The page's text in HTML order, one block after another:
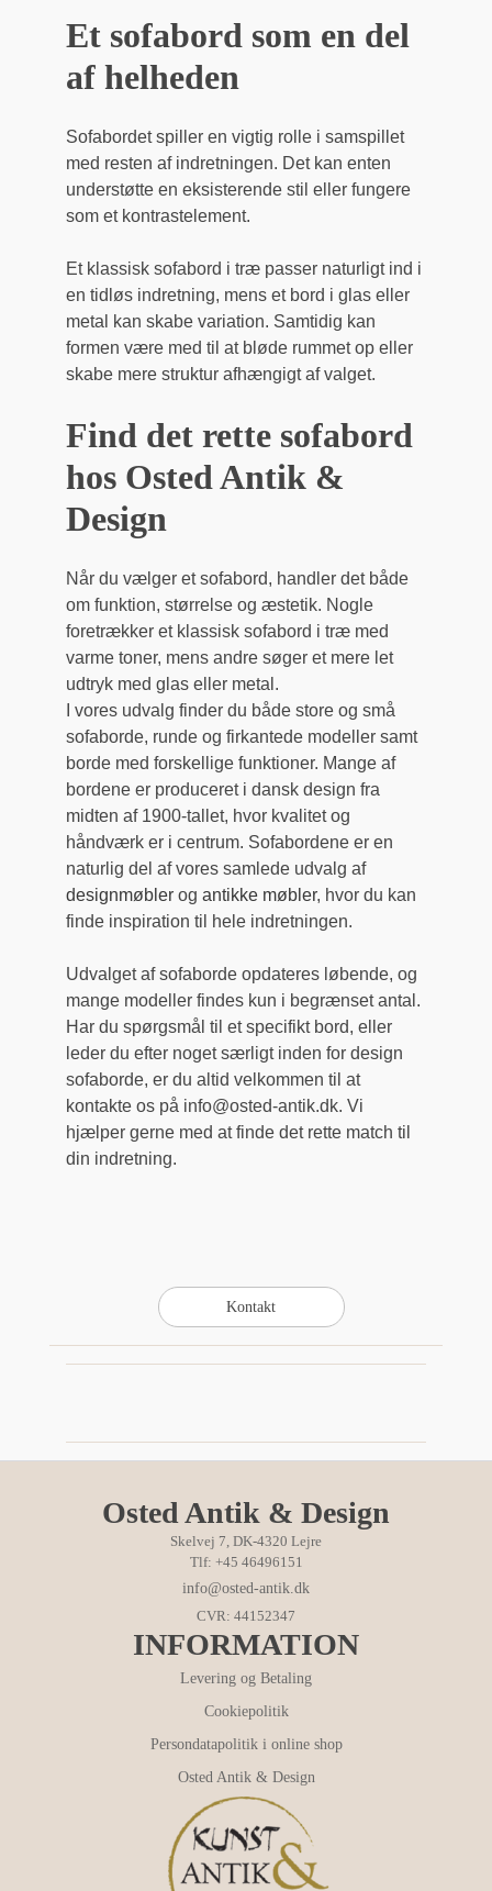
Et sofabord som en del
af helheden
Sofabordet spiller en vigtig rolle i samspillet
med resten af indretningen. Det kan enten
understøtte en eksisterende stil eller fungere
som et kontrastelement.
Et klassisk sofabord i træ passer naturligt ind i
en tidløs indretning, mens et bord i glas eller
metal kan skabe variation. Samtidig kan
formen være med til at bløde rummet op eller
skabe mere struktur afhængigt af valget.
Find det rette sofabord
hos Osted Antik &
Design
Når du vælger et sofabord, handler det både
om funktion, størrelse og æstetik. Nogle
foretrækker et klassisk sofabord i træ med
varme toner, mens andre søger et mere let
udtryk med glas eller metal.
I vores udvalg finder du både store og små
sofaborde, runde og firkantede modeller samt
borde med forskellige funktioner. Mange af
bordene er produceret i dansk design fra
midten af 1900-tallet, hvor kvalitet og
håndværk er i centrum. Sofabordene er en
naturlig del af vores samlede udvalg af
designmøblerog antikke møbler, hvor du kan
finde inspiration til hele indretningen.
Udvalget af sofaborde opdateres løbende, og
mange modeller findes kun i begrænset antal.
Har du spørgsmål til et specifikt bord, eller
leder du efter noget særligt inden for design
sofaborde, er du altid velkommen til at
kontakte os på info@osted-antik.dk. Vi
hjælper gerne med at finde det rette match til
din indretning.
Osted Antik & Design
Skelvej 7, DK-4320 Lejre
Tlf: +45 46496151
info@osted-antik.dk
CVR: 44152347
INFORMATION
Levering og Betaling
Cookiepolitik
Persondatapolitik i online shop
Osted Antik & Design